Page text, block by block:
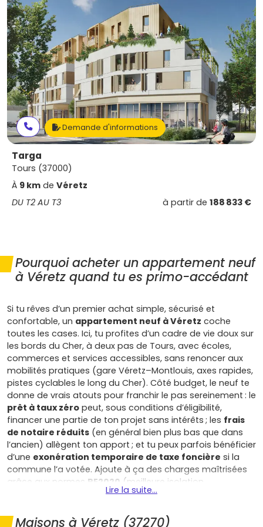
Demande d'informations
Targa
Tours (37000)
À 9 km de Véretz
DU T2 AU T3
à partir de 188 833 €
Pourquoi acheter un appartement neuf
à Véretz quand tu es primo-accédant
Si tu rêves d’un premier achat simple, sécurisé et
confortable, un appartement neuf à Véretz coche
toutes les cases. Ici, tu profites d’un cadre de vie doux sur
les bords du Cher, à deux pas de Tours, avec écoles,
commerces et services accessibles, sans renoncer aux
mobilités pratiques (gare Véretz–Montlouis, axes rapides,
pistes cyclables le long du Cher). Côté budget, le neuf te
donne de vrais atouts pour franchir le pas sereinement : le
prêt à taux zéro peut, sous conditions d’éligibilité,
financer une partie de ton projet sans intérêts ; les frais
de notaire réduits (en général bien plus bas que dans
l’ancien) allègent ton apport ; et tu peux parfois bénéficier
d’une exonération temporaire de taxe foncière si la
commune l’a votée. Ajoute à ça des charges maîtrisées
grâce aux normes RE2020 (meilleure isolation,
équipements performants, moins de déperditions), et tu
tout en construisant ton patrimoine. Le confort et la
Lire la suite...
Maisons à Véretz (37270)